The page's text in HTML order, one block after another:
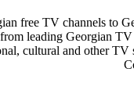
free TV channels to
leading Georgian
cultural and other TV